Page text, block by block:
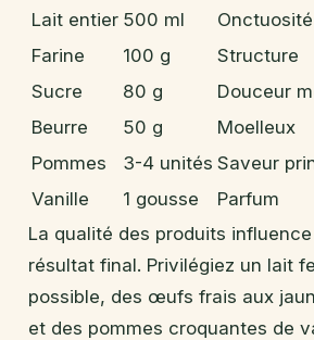
Lait entier 500 ml
Onctuosité
Farine
100 g
Structure
Sucre
80 g
Douceur
Beurre
50 g
Moelleux
Pommes
3-4 unités Saveur
Vanille
1 gousse
Parfum
La qualité des produits
résultat final. Privilégiez un lait
possible, des œufs frais aux
et des pommes croquantes de